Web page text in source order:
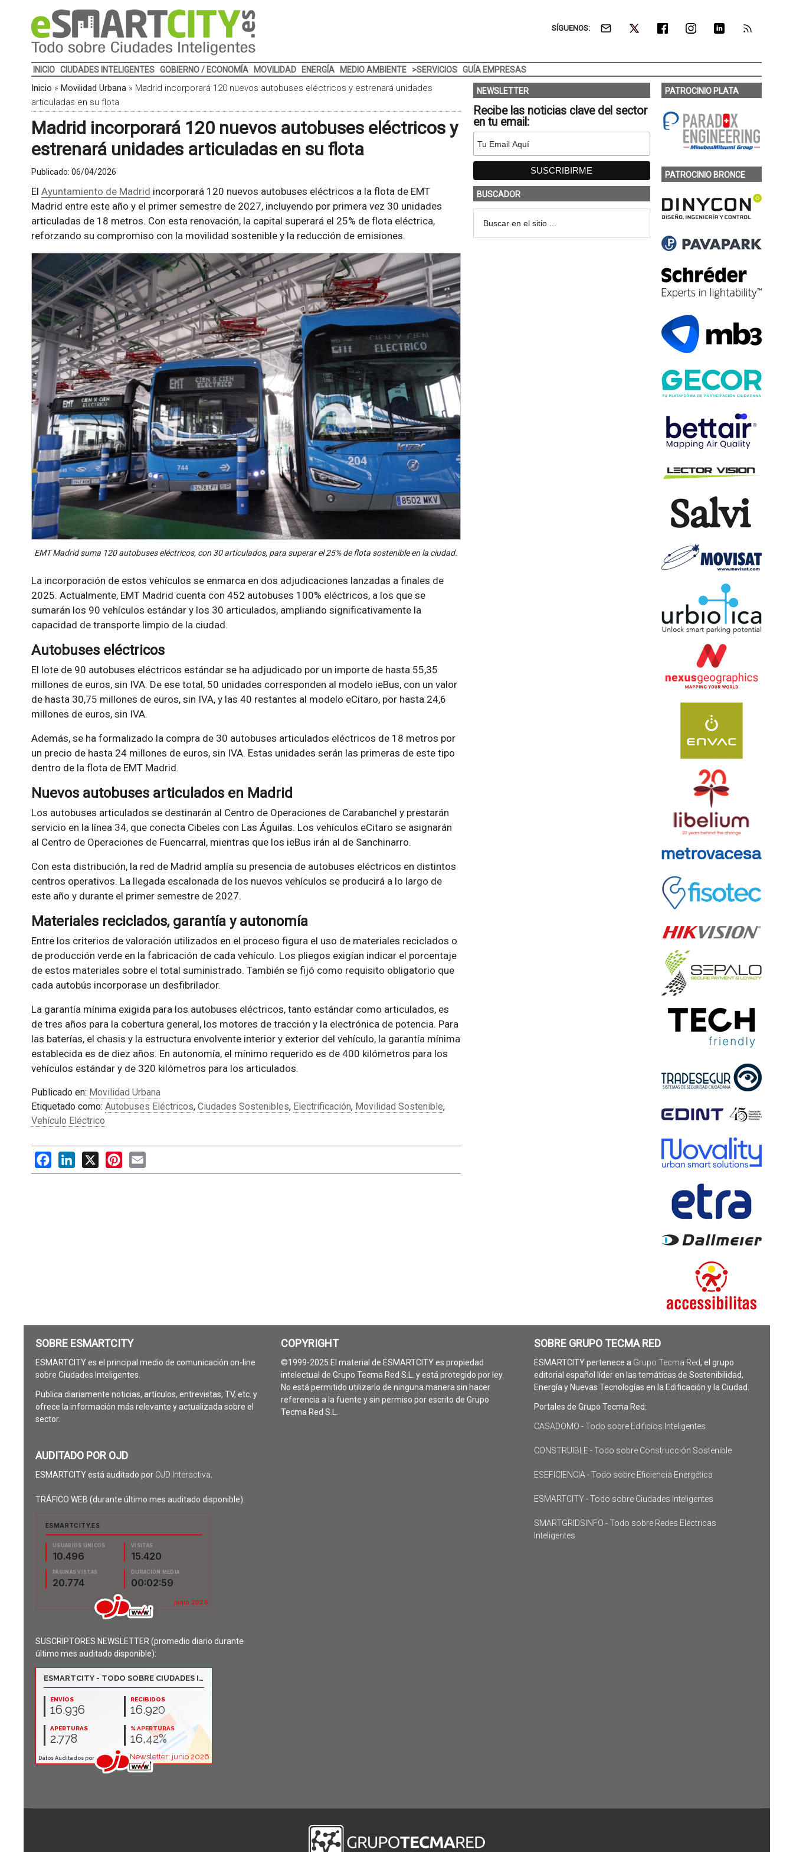
SÍGUENOS:
INICIO CIUDADES INTELIGENTES GOBIERNO / ECONOMÍA MOVILIDAD ENERGÍA MEDIO AMBIENTE >SERVICIOS GUÍA EMPRESAS
Inicio » Movilidad Urbana» Madrid incorporará 120 nuevos autobuses eléctricos y estrenará unidades
articuladas en su flota
Madrid incorporará 120 nuevos autobuses eléctricos y
estrenará unidades articuladas en su flota
Publicado: 06/04/2026
El Ayuntamiento de Madrid incorporará 120 nuevos autobuses eléctricos a la flota de EMT
Madrid entre este año y el primer semestre de 2027, incluyendo por primera vez 30 unidades
articuladas de 18 metros. Con esta renovación, la capital superará el 25% de flota eléctrica,
reforzando su compromiso con la movilidad sostenible y la reducción de emisiones.
EMT Madrid suma 120 autobuses eléctricos, con 30 articulados, para superar el 25% de flota sostenible en la ciudad.
La incorporación de estos vehículos se enmarca en dos adjudicaciones lanzadas a finales de
2025. Actualmente, EMT Madrid cuenta con 452 autobuses 100% eléctricos, a los que se
sumarán los 90 vehículos estándar y los 30 articulados, ampliando significativamente la
capacidad de transporte limpio de la ciudad.
Autobuses eléctricos
El lote de 90 autobuses eléctricos estándar se ha adjudicado por un importe de hasta 55,35
millones de euros, sin IVA. De ese total, 50 unidades corresponden al modelo ieBus, con un valor
de hasta 30,75 millones de euros, sin IVA, y las 40 restantes al modelo eCitaro, por hasta 24,6
millones de euros, sin IVA.
Además, se ha formalizado la compra de 30 autobuses articulados eléctricos de 18 metros por
un precio de hasta 24 millones de euros, sin IVA. Estas unidades serán las primeras de este tipo
dentro de la flota de EMT Madrid.
Nuevos autobuses articulados en Madrid
Los autobuses articulados se destinarán al Centro de Operaciones de Carabanchel y prestarán
servicio en la línea 34, que conecta Cibeles con Las Águilas. Los vehículos eCitaro se asignarán
al Centro de Operaciones de Fuencarral, mientras que los ieBus irán al de Sanchinarro.
Con esta distribución, la red de Madrid amplía su presencia de autobuses eléctricos en distintos
centros operativos. La llegada escalonada de los nuevos vehículos se producirá a lo largo de
este año y durante el primer semestre de 2027.
Materiales reciclados, garantía y autonomía
Entre los criterios de valoración utilizados en el proceso figura el uso de materiales reciclados o
de producción verde en la fabricación de cada vehículo. Los pliegos exigían indicar el porcentaje
de estos materiales sobre el total suministrado. También se fijó como requisito obligatorio que
cada autobús incorporase un desfibrilador.
La garantía mínima exigida para los autobuses eléctricos, tanto estándar como articulados, es
de tres años para la cobertura general, los motores de tracción y la electrónica de potencia. Para
las baterías, el chasis y la estructura envolvente interior y exterior del vehículo, la garantía mínima
establecida es de diez años. En autonomía, el mínimo requerido es de 400 kilómetros para los
vehículos estándar y de 320 kilómetros para los articulados.
Publicado en: Movilidad Urbana
Etiquetado como: Autobuses Eléctricos, Ciudades Sostenibles, Electrificación, Movilidad Sostenible,
Vehículo Eléctrico
FacebookLinkedIn
X PinterestEmail
NEWSLETTER
Recibe las noticias clave del sector
en tu email:
BUSCADOR
PATROCINIO PLATA
PATROCINIO BRONCE
SOBRE ESMARTCITY
ESMARTCITY es el principal medio de comunicación on-line
sobre Ciudades Inteligentes.
Publica diariamente noticias, artículos, entrevistas, TV, etc. y
ofrece la información más relevante y actualizada sobre el
sector.
AUDITADO POR OJD
ESMARTCITY está auditado por OJD Interactiva
TRÁFICO WEB (durante último mes auditado disponible):
SUSCRIPTORES NEWSLETTER (promedio diario durante
último mes auditado disponible):
COPYRIGHT
©1999-2025 El material de ESMARTCITY es propiedad
intelectual de Grupo Tecma Red S.L. y está protegido por ley.
No está permitido utilizarlo de ninguna manera sin hacer
referencia a la fuente y sin permiso por escrito de Grupo
Tecma Red S.L.
SOBRE GRUPO TECMA RED
ESMARTCITY pertenece a Grupo Tecma Red, el grupo
editorial español líder en las temáticas de Sostenibilidad,
Energía y Nuevas Tecnologías en la Edificación y la Ciudad.
Portales de Grupo Tecma Red:
CASADOMO - Todo sobre Edificios Inteligentes
CONSTRUIBLE - Todo sobre Construcción Sostenible
ESEFICIENCIA - Todo sobre Eficiencia Energética
ESMARTCITY - Todo sobre Ciudades Inteligentes
SMARTGRIDSINFO - Todo sobre Redes Eléctricas
Inteligentes